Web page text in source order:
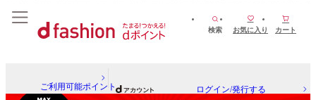
検索 お気に入り カート
ご利用可能ポイント ログイン/発行する